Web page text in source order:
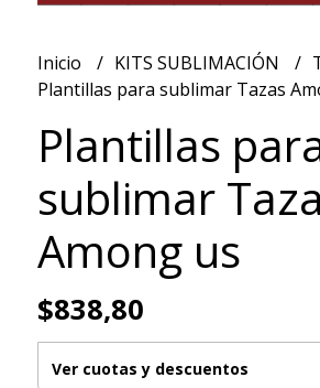
Inicio KITS SUBLIMACIÓN
Plantillas para sublimar Tazas
Plantillas
sublimar
Among us
$838,80
Ver cuotas y descuentos